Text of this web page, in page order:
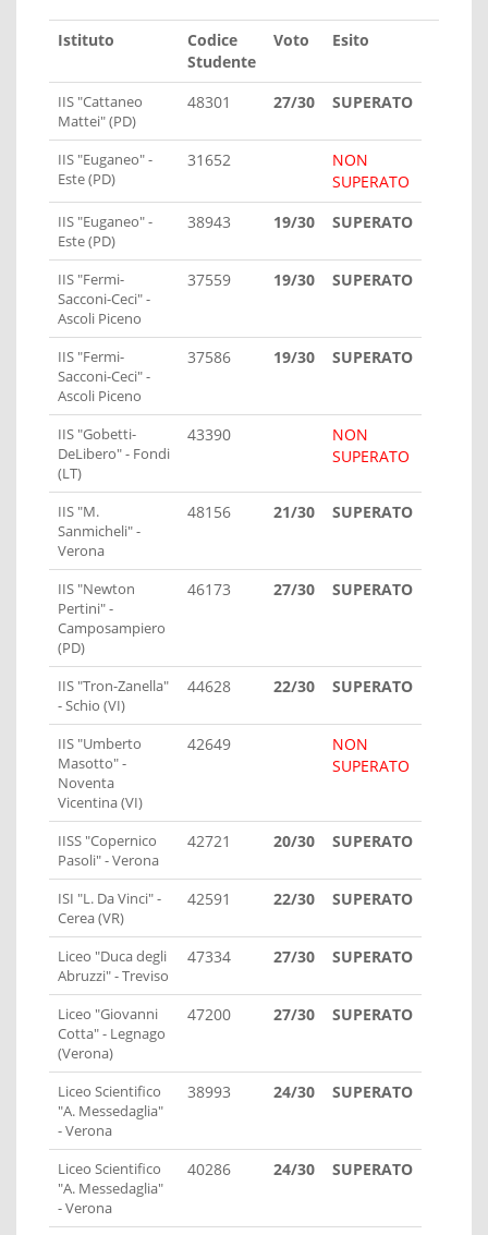
Istituto
Codice
Studente
Voto Esito
IIS "Cattaneo
Mattei" (PD)
48301 27/30 SUPERATO
IIS "Euganeo" -
Este (PD)
31652
NON
SUPERATO
IIS "Euganeo" -
Este (PD)
38943 19/30 SUPERATO
IIS "Fermi-
Sacconi-Ceci" -
Ascoli Piceno
37559 19/30 SUPERATO
IIS "Fermi-
Sacconi-Ceci" -
Ascoli Piceno
37586 19/30 SUPERATO
IIS "Gobetti-
DeLibero" - Fondi
(LT)
43390
NON
SUPERATO
IIS "M.
Sanmicheli" -
Verona
48156 21/30 SUPERATO
IIS "Newton
Pertini" -
Camposampiero
(PD)
46173 27/30 SUPERATO
IIS "Tron-Zanella"
- Schio (VI)
44628 22/30 SUPERATO
IIS "Umberto
Masotto" -
Noventa
Vicentina (VI)
42649
NON
SUPERATO
IISS "Copernico
Pasoli" - Verona
42721 20/30 SUPERATO
ISI "L. Da Vinci" -
Cerea (VR)
42591 22/30 SUPERATO
Liceo "Duca degli
Abruzzi" - Treviso
47334 27/30 SUPERATO
Liceo "Giovanni
Cotta" - Legnago
(Verona)
47200 27/30 SUPERATO
Liceo Scientifico
"A. Messedaglia"
- Verona
38993 24/30 SUPERATO
Liceo Scientifico
"A. Messedaglia"
- Verona
40286 24/30 SUPERATO